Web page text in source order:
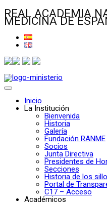
REAL ACADEMIA
MEDICINA DE
Inicio
La Institución
Bienvenida
Historia
Galería
Fundación RANME
Socios
Junta Directiva
Presidentes de
Secciones
Historia de los
Portal de
C17 – Acceso
Académicos